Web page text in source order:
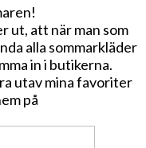
ut, att när man som
alla sommarkläder
in i butikerna.
utav mina favoriter
på